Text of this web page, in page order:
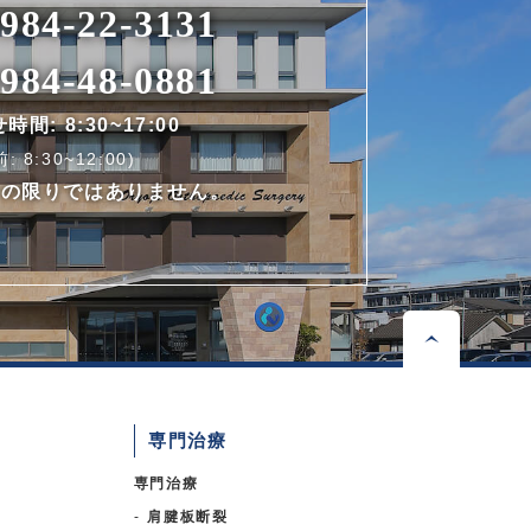
22-3131
48-0881
時間: 8:30~17:00
: 8:30~12:00)
限りではありません。
専門治療
専門治療
肩腱板断裂